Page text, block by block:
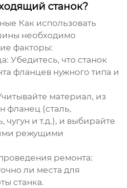
станок?
Как использовать
необходимо
факторы:
Убедитесь, что станок
фланцев нужного типа и
материал, из
фланец (сталь,
и т.д.), и выбирайте
режущими
ремонта:
ли места для
станка.